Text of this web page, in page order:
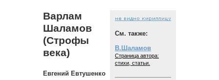
См. также:
В.Шаламов
Страница автора:
стихи, статьи.
Варлам
Шаламов
(Строфы
века)
Евгений Евтушенко